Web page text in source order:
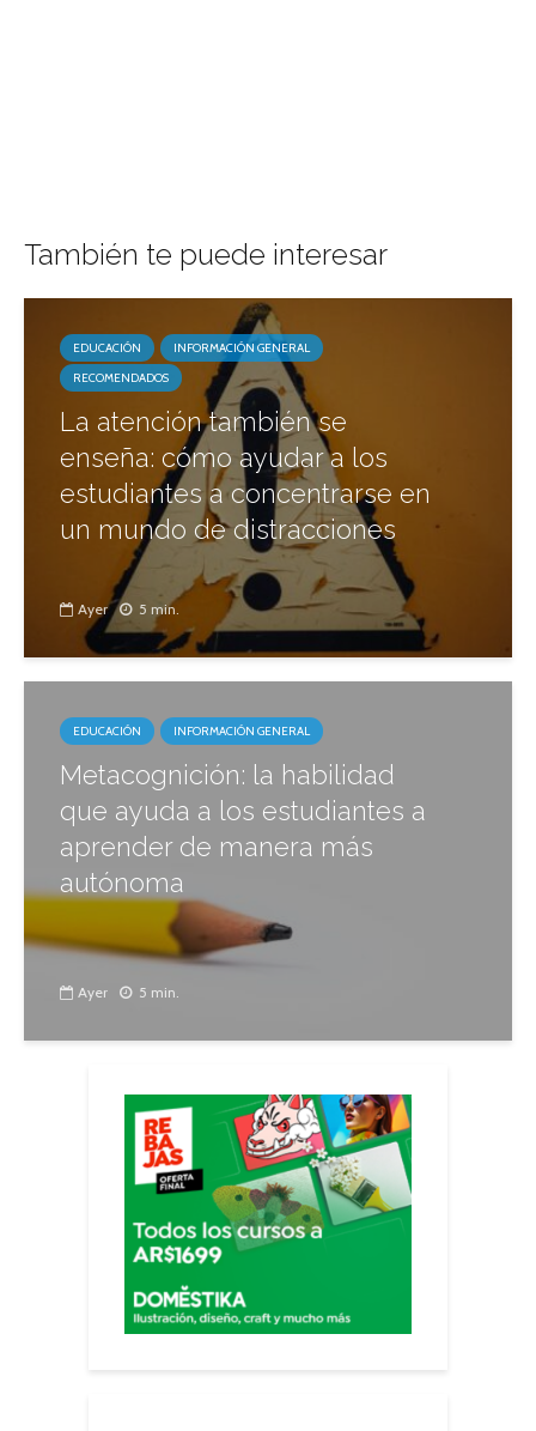
También te puede interesar
EDUCACIÓN
INFORMACIÓN GENERAL
RECOMENDADOS
La atención también se
enseña: cómo ayudar a los
estudiantes a concentrarse en
un mundo de distracciones
Ayer 5 min.
EDUCACIÓN INFORMACIÓN GENERAL
Metacognición: la habilidad
que ayuda a los estudiantes a
aprender de manera más
autónoma
Ayer 5 min.